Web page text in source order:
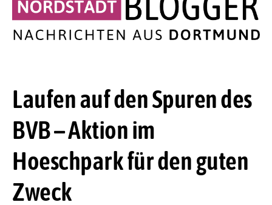
Laufen auf den Spuren des
BVB – Aktion im
Hoeschpark für den guten
Zweck